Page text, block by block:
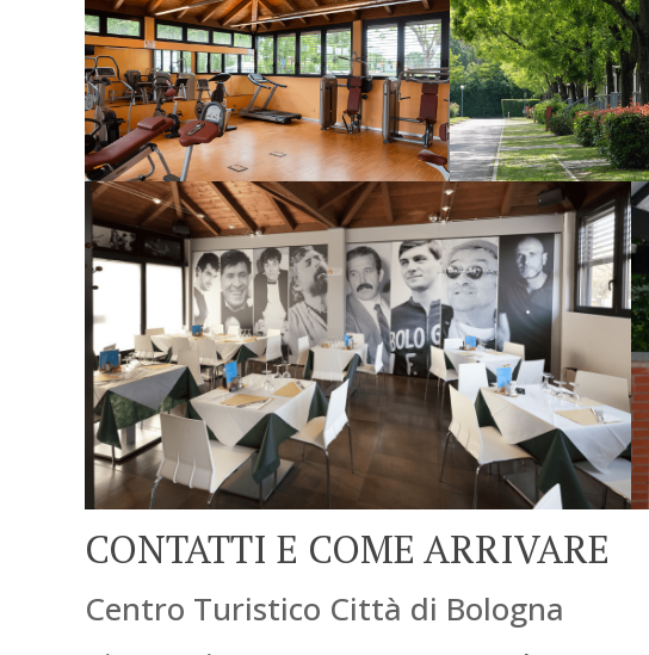
CONTATTI E COME ARRIVARE
Centro Turistico Città di Bologna